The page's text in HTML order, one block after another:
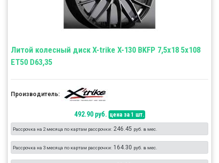
Литой колесный диск X-trike X-130 BKFP 7,5x18 5x108
ET50 D63,35
Производитель:
492.90 руб. цена за 1 шт.
Рассрочка на 2 месяца по картам рассрочки: 246.45 руб. в мес.
Рассрочка на 3 месяца по картам рассрочки: 164.30 руб. в мес.